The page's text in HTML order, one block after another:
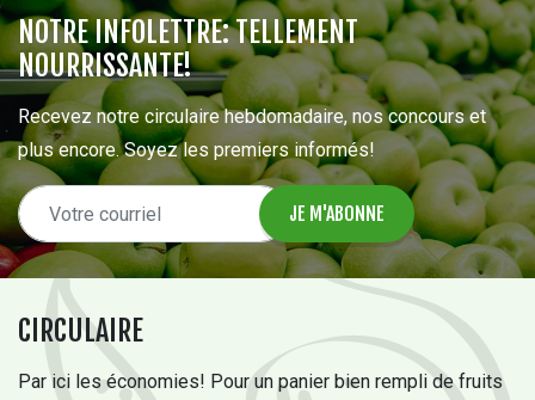
CIRCULAIRE
Par ici les économies! Pour un panier bien rempli de fruits
NOTRE INFOLETTRE: TELLEMENT
NOURRISSANTE!
Recevez notre circulaire hebdomadaire, nos concours et
plus encore. Soyez les premiers informés!